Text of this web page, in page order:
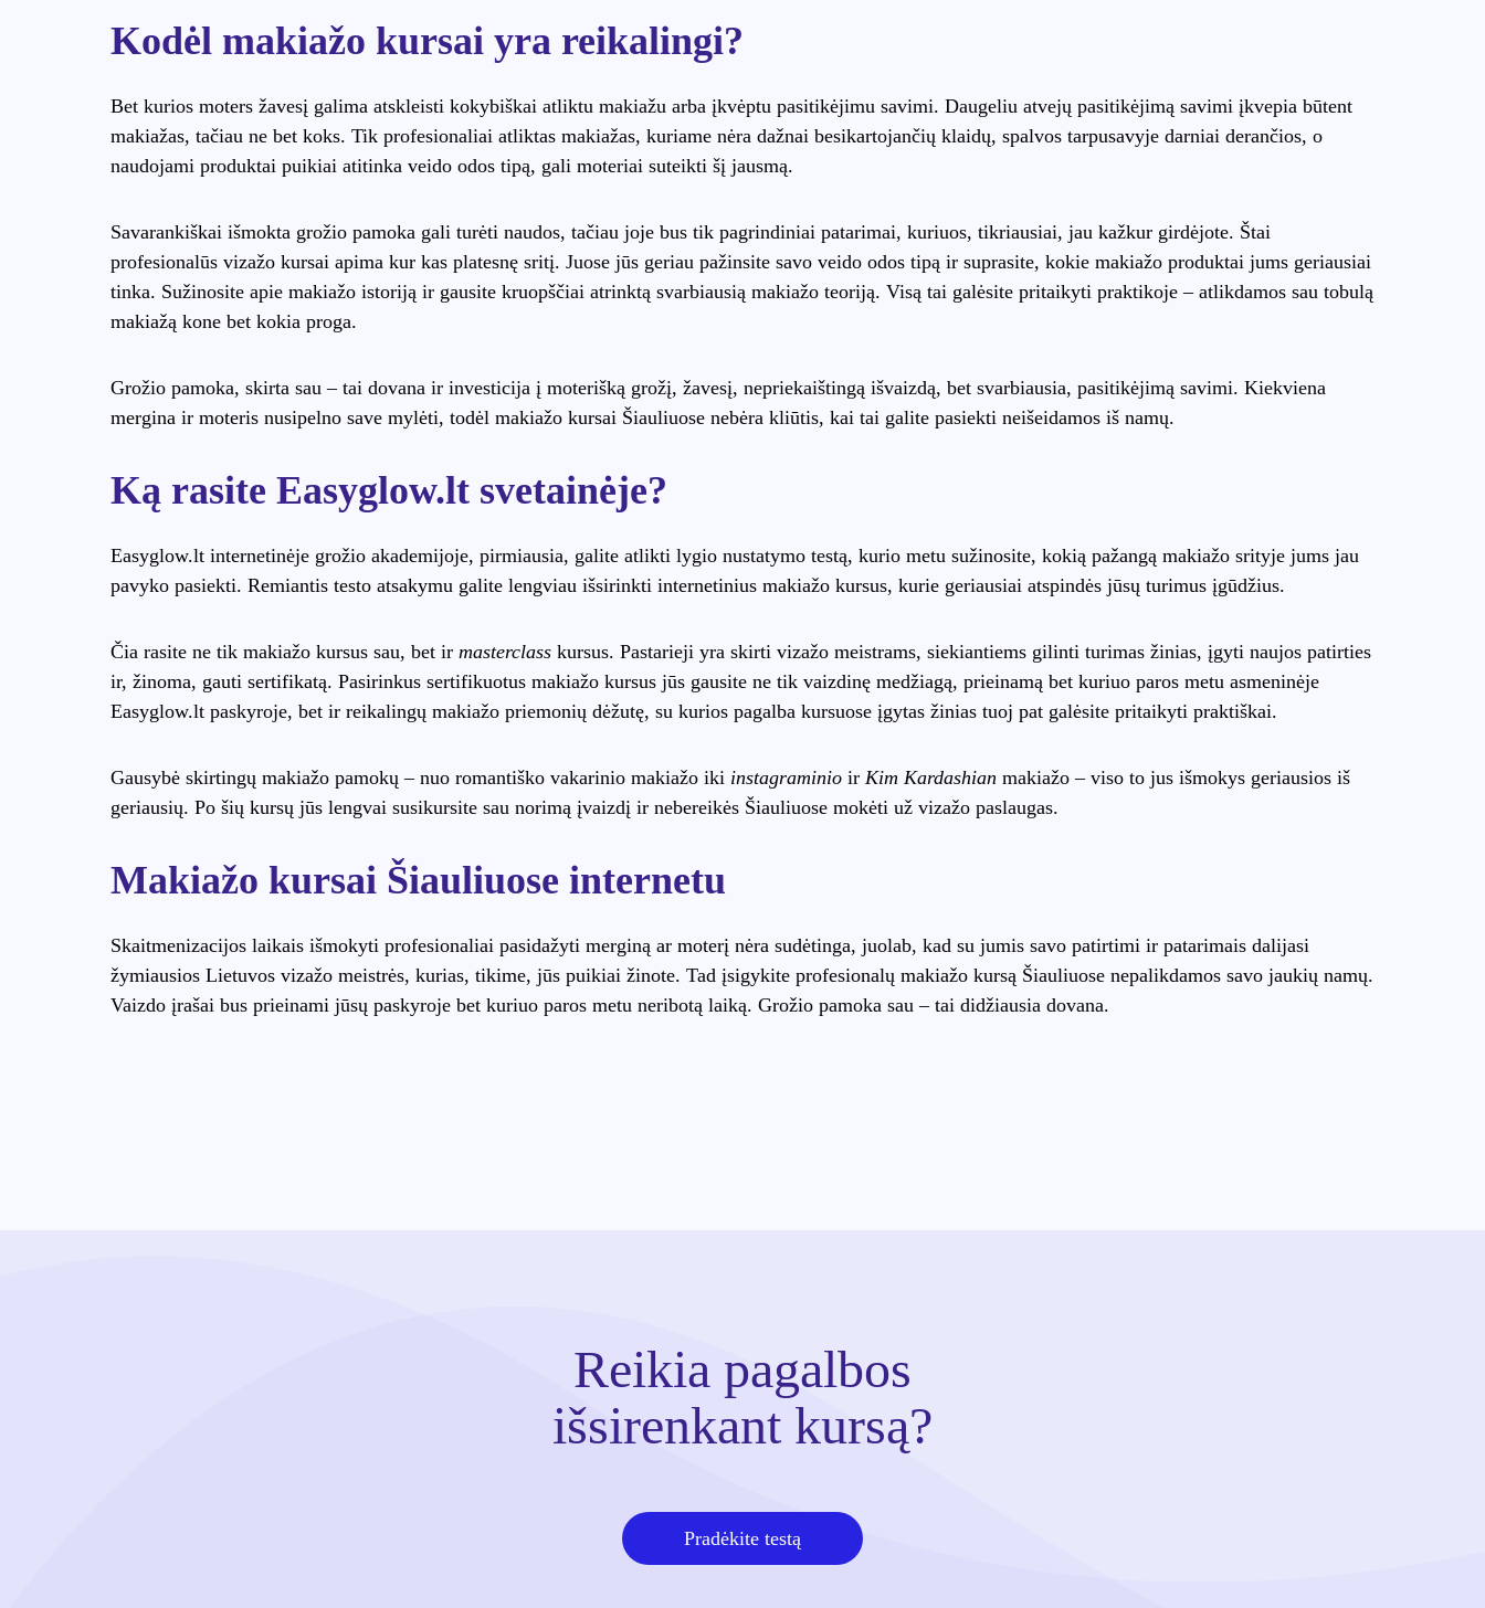
Kodėl makiažo kursai yra reikalingi?
Bet kurios moters žavesį galima atskleisti kokybiškai atliktu makiažu arba įkvėptu pasitikėjimu savimi. Daugeliu atvejų pasitikėjimą savimi įkvepia būtent
makiažas, tačiau ne bet koks. Tik profesionaliai atliktas makiažas, kuriame nėra dažnai besikartojančių klaidų, spalvos tarpusavyje darniai derančios, o
naudojami produktai puikiai atitinka veido odos tipą, gali moteriai suteikti šį jausmą.
Savarankiškai išmokta grožio pamoka gali turėti naudos, tačiau joje bus tik pagrindiniai patarimai, kuriuos, tikriausiai, jau kažkur girdėjote. Štai
profesionalūs vizažo kursai apima kur kas platesnę sritį. Juose jūs geriau pažinsite savo veido odos tipą ir suprasite, kokie makiažo produktai jums geriausiai
tinka. Sužinosite apie makiažo istoriją ir gausite kruopščiai atrinktą svarbiausią makiažo teoriją. Visą tai galėsite pritaikyti praktikoje – atlikdamos sau tobulą
makiažą kone bet kokia proga.
Grožio pamoka, skirta sau – tai dovana ir investicija į moterišką grožį, žavesį, nepriekaištingą išvaizdą, bet svarbiausia, pasitikėjimą savimi. Kiekviena
mergina ir moteris nusipelno save mylėti, todėl makiažo kursai Šiauliuose nebėra kliūtis, kai tai galite pasiekti neišeidamos iš namų.
Ką rasite Easyglow.lt svetainėje?
Easyglow.lt internetinėje grožio akademijoje, pirmiausia, galite atlikti lygio nustatymo testą, kurio metu sužinosite, kokią pažangą makiažo srityje jums jau
pavyko pasiekti. Remiantis testo atsakymu galite lengviau išsirinkti internetinius makiažo kursus, kurie geriausiai atspindės jūsų turimus įgūdžius.
Čia rasite ne tik makiažo kursus sau, bet ir masterclass kursus. Pastarieji yra skirti vizažo meistrams, siekiantiems gilinti turimas žinias, įgyti naujos patirties
ir, žinoma, gauti sertifikatą. Pasirinkus sertifikuotus makiažo kursus jūs gausite ne tik vaizdinę medžiagą, prieinamą bet kuriuo paros metu asmeninėje
Easyglow.lt paskyroje, bet ir reikalingų makiažo priemonių dėžutę, su kurios pagalba kursuose įgytas žinias tuoj pat galėsite pritaikyti praktiškai.
Gausybė skirtingų makiažo pamokų – nuo romantiško vakarinio makiažo iki instagraminio ir Kim Kardashian makiažo – viso to jus išmokys geriausios iš
geriausių. Po šių kursų jūs lengvai susikursite sau norimą įvaizdį ir nebereikės Šiauliuose mokėti už vizažo paslaugas.
Makiažo kursai Šiauliuose internetu
Skaitmenizacijos laikais išmokyti profesionaliai pasidažyti merginą ar moterį nėra sudėtinga, juolab, kad su jumis savo patirtimi ir patarimais dalijasi
žymiausios Lietuvos vizažo meistrės, kurias, tikime, jūs puikiai žinote. Tad įsigykite profesionalų makiažo kursą Šiauliuose nepalikdamos savo jaukių namų.
Vaizdo įrašai bus prieinami jūsų paskyroje bet kuriuo paros metu neribotą laiką. Grožio pamoka sau – tai didžiausia dovana.
Reikia pagalbos
išsirenkant kursą?
Pradėkite testą